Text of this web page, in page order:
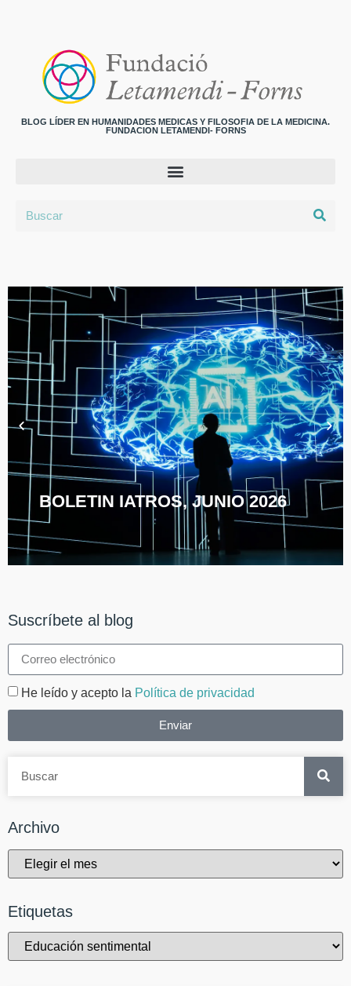
BLOG LÍDER EN HUMANIDADES MEDICAS Y FILOSOFIA DE LA MEDICINA.
FUNDACION LETAMENDI- FORNS
BOLETIN IATROS, JUNIO 2026
Suscríbete al blog
He leído y acepto la Política de privacidad
Enviar
Archivo
Etiquetas